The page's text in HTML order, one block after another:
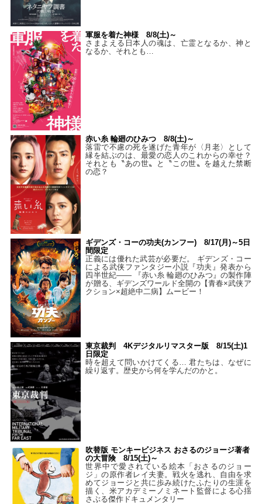
軍服を着た神様 8/8(土)～
さまよえる日本人の魂は、亡霊となるか、神と
なるか、それとも…
赤い糸 輪廻のひみつ 8/8(土)～
落雷で不慮の死を遂げた青年が〈月老〉として
縁を結ぶのは、最愛の恋人のこれからの幸せ？
それとも〝あの世〟と〝この世〟を越えた禁断
の恋？
ギデンズ・コーの功夫(カンフー) 8/17(月)～5日
間限定
正義には優れた武芸が必要だ。 ギデンズ・コー
による武侠ファンタジー小説『功夫』発表から
四半世紀―― 『赤い糸 輪廻のひみつ』の製作陣
が贈る、ギデンズワールド全開の【青春×武侠ア
クション×超絶中二病】ムービー！
東京裁判 4Kデジタルリマスター版 8/15(土)1
日限定
時を超えて問いかけてくる… 君たちは、なぜに
繰り返す。歴史から何を学んだのかと。
吹替版 モンキービジネス おさるのジョージ著者
の大冒険 8/15(土)～
世界中で愛されている絵本「おさるのジョー
ジ」の原作者レイ夫妻。戦火を逃れ、自由を求
めてジョージと共に歩み続けたふたりの生涯を
描く、米アカデミーノミネート監督による心揺
さぶる傑作ドキュメンタリー